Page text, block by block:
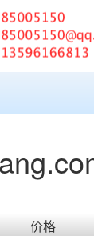
价格